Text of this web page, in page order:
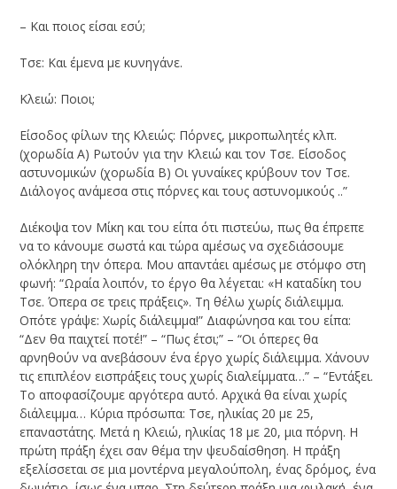
– Και ποιος είσαι εσύ;
Τσε: Και έμενα με κυνηγάνε.
Κλειώ: Ποιοι;
Είσοδος φίλων της Κλειώς: Πόρνες, μικροπωλητές κλπ.
(χορωδία Α) Ρωτούν για την Κλειώ και τον Τσε. Είσοδος
αστυνομικών (χορωδία Β) Οι γυναίκες κρύβουν τον Τσε.
Διάλογος ανάμεσα στις πόρνες και τους αστυνομικούς ..”
Διέκοψα τον Μίκη και του είπα ότι πιστεύω, πως θα έπρεπε
να το κάνουμε σωστά και τώρα αμέσως να σχεδιάσουμε
ολόκληρη την όπερα. Μου απαντάει αμέσως με στόμφο στη
φωνή: “Ωραία λοιπόν, το έργο θα λέγεται: «Η καταδίκη του
Τσε. Όπερα σε τρεις πράξεις». Τη θέλω χωρίς διάλειμμα.
Οπότε γράψε: Χωρίς διάλειμμα!” Διαφώνησα και του είπα:
“Δεν θα παιχτεί ποτέ!” – “Πως έτσι;” – “Οι όπερες θα
αρνηθούν να ανεβάσουν ένα έργο χωρίς διάλειμμα. Χάνουν
τις επιπλέον εισπράξεις τους χωρίς διαλείμματα…” – “Εντάξει.
Το αποφασίζουμε αργότερα αυτό. Αρχικά θα είναι χωρίς
διάλειμμα… Κύρια πρόσωπα: Τσε, ηλικίας 20 με 25,
επαναστάτης. Μετά η Κλειώ, ηλικίας 18 με 20, μια πόρνη. Η
πρώτη πράξη έχει σαν θέμα την ψευδαίσθηση. Η πράξη
εξελίσσεται σε μια μοντέρνα μεγαλούπολη, ένας δρόμος, ένα